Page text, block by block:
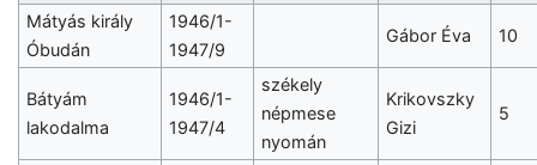
Mátyás király
Óbudán
1946/1-
1947/9
Gábor Éva 10
Bátyám
lakodalma
1946/1-
1947/4
székely
népmese
nyomán
Krikovszky
Gizi
5